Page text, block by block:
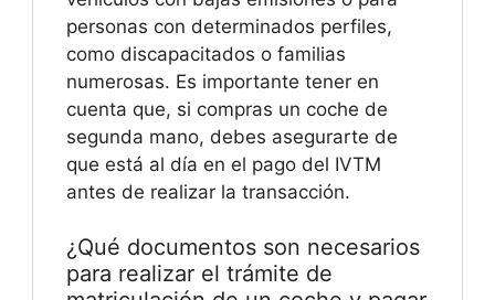
personas con determinados perfiles,
como discapacitados o familias
numerosas. Es importante tener en
cuenta que, si compras un coche de
segunda mano, debes asegurarte de
que está al día en el pago del IVTM
antes de realizar la transacción.
¿Qué documentos son necesarios
para realizar el trámite de